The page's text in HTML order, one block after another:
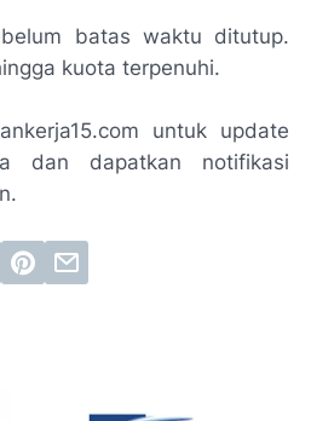
batas waktu ditutup.
kuota terpenuhi.
untuk update
dan dapatkan notifikasi